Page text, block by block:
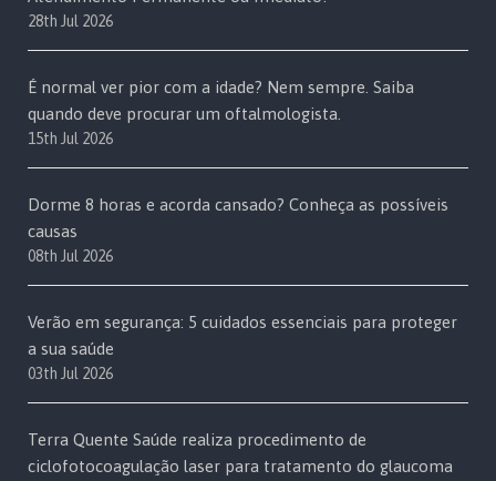
28th Jul 2026
É normal ver pior com a idade? Nem sempre. Saiba
quando deve procurar um oftalmologista.
15th Jul 2026
Dorme 8 horas e acorda cansado? Conheça as possíveis
causas
08th Jul 2026
Verão em segurança: 5 cuidados essenciais para proteger
a sua saúde
03th Jul 2026
Terra Quente Saúde realiza procedimento de
ciclofotocoagulação laser para tratamento do glaucoma